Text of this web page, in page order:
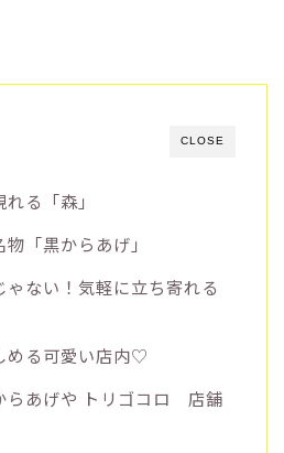
CLOSE
る「森」
「黒からあげ」
ゃない！気軽に立ち寄れる
める可愛い店内♡
らあげや トリゴコロ 店舗